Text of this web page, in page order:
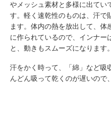
やメッシュ素材と多様に出てい
す。軽く速乾性のものは、汗で
ます。体内の熱を放出して、
に作られているので、インナー
と、動きもスムーズになります。
汗をかく時って、「綿」など吸
んどん吸って乾くのが遅いの